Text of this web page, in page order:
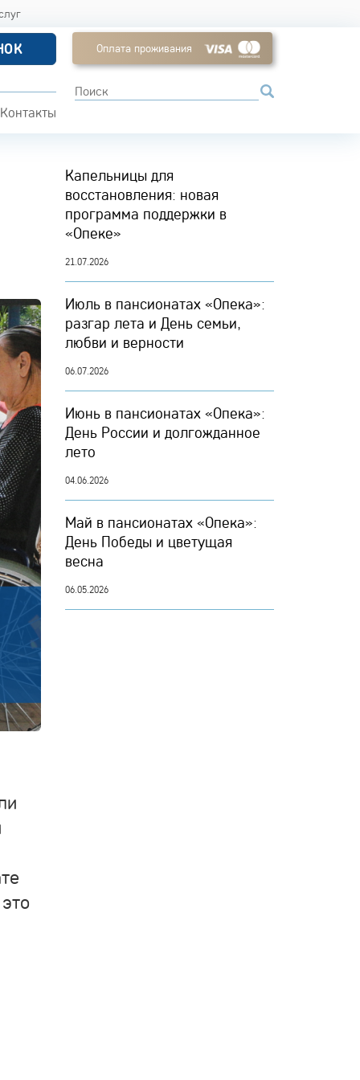
Контакты
Оплата проживания
Капельницы для
восстановления: новая
программа поддержки в
«Опеке»
21.07.2026
Июль в пансионатах «Опека»:
разгар лета и День семьи,
любви и верности
06.07.2026
Июнь в пансионатах «Опека»:
День России и долгожданное
лето
04.06.2026
Май в пансионатах «Опека»:
День Победы и цветущая
весна
06.05.2026